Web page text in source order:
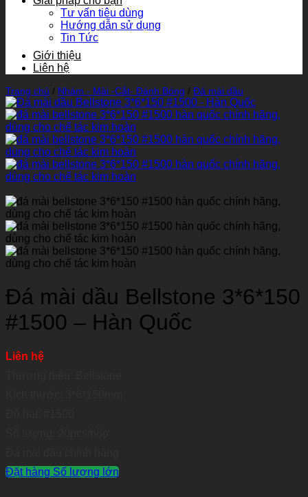
Tư vấn tiêu dùng
Hướng dẫn sử dụng
Tin Tức
Giới thiệu
Liên hệ
Trang chủ / Nhám - Mài -Cắt- Đánh Bóng / Đá mài dầu
Đá mài dầu Bellstone 3*6*150
#1500 – Hàn Quốc
Liên hệ
Đặt hàng Số lượng lớn